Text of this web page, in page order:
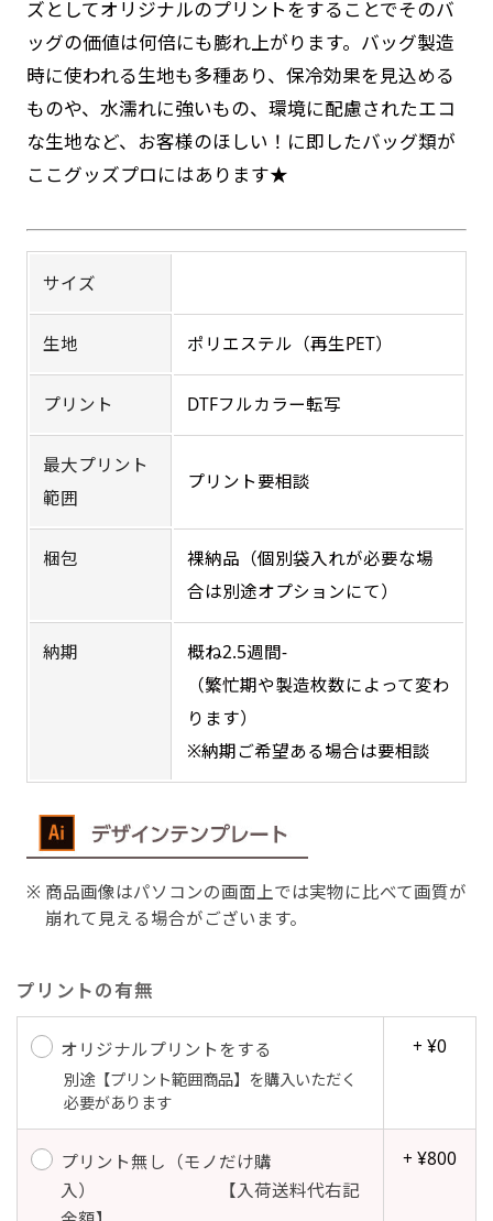
ズとしてオリジナルのプリントをすることでそのバ
ッグの価値は何倍にも膨れ上がります。バッグ製造
時に使われる生地も多種あり、保冷効果を見込める
ものや、水濡れに強いもの、環境に配慮されたエコ
な生地など、お客様のほしい！に即したバッグ類が
ここグッズプロにはあります★
サイズ
生地 ポリエステル（再生PET）
プリント DTFフルカラー転写
最大プリント
範囲
プリント要相談
梱包
裸納品（個別袋入れが必要な場
合は別途オプションにて）
納期
概ね2.5週間-
（繁忙期や製造枚数によって変わ
ります）
※納期ご希望ある場合は要相談
商品画像はパソコンの画面上では実物に比べて画質が
崩れて見える場合がございます。
プリントの有無
オリジナルプリントをする
別途【プリント範囲商品】を購入いただく
必要があります
+ ¥0
プリント無し（モノだけ購
入） 【入荷送料代右記
+ ¥800
す。かわいいい＆おしゃれなのぼりです。台はセ
ットでついてます。
ジャンボ(90x270)
遠くからでも視認しやすいジャンボサイズです。
駐車場などのスペースに余裕がある場所で大々的
に宣伝できます。
4mまたは5mのポールが必要です。
掛け軸のように吊り下げ式にします。上部に棒袋
作成しパイプを入れてその間に紐を通します。壁
際の装飾などにとてもお役立ち！
布A1ポスター(60x84)
のぼりだけでなく、ポスターも作れます。
のぼり旗と同じデザインで飾れば宣伝効果UP!
Aバナー(60x180)
種のデザインを楽しむことができます。前からも
後ろからもアピールができる両面対応のバナーで
す。かわいいい＆おしゃれなのぼりです。台はセ
ットでついてます。
ジャンボ(270x90)
遠くからでも視認しやすいジャンボサイズです。
駐車場などのスペースに余裕がある場所で大々的
に宣伝できます。
4mまたは5mのポールが必要です。
掛け軸のように吊り下げ式にします。上部に棒袋
作成しパイプを入れてその間に紐を通します。壁
際の装飾などにとてもお役立ち！
布A1ポスター(84x60)
のぼりだけでなく、ポスターも作れます。
のぼり旗と同じデザインで飾れば宣伝効果UP!
自由入力(180x60以内)
長辺が180cm以内、短辺が60cm以内であれば自
由なサイズを指定下さい！
のぼり旗の防炎加工は、消防法で定められてい
る場所でのぼり旗を使用する際に推奨されてい
ます。防炎加工によってのぼり旗が炎に触れても
燃えにくくなります。（燃えるというより溶け
るに近くなるイメージ）一般的な方法は、旗の
素材に特殊な化学薬品を使用して延焼を抑えま
お急ぎ［ +330円 ］
お急ぎは翌営業日発送（基本12時締め切り)枚数
によって対応できない場合、ギリギリでも対応
できる場合もあります。防炎加工、トロピカル
生地は対応不可です。